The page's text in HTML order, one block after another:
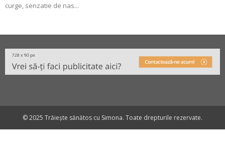
curge, senzatie de nas...
© 2025 Trăiește sănătos cu Simona. Toate drepturile rezervate.